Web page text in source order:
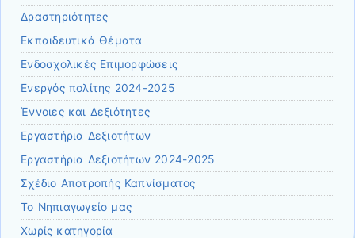
Δραστηριότητες
Εκπαιδευτικά Θέματα
Ενδοσχολικές Επιμορφώσεις
Ενεργός πολίτης 2024-2025
Έννοιες και Δεξιότητες
Εργαστήρια Δεξιοτήτων
Εργαστήρια Δεξιοτήτων 2024-2025
Σχέδιο Αποτροπής Καπνίσματος
Το Νηπιαγωγείο μας
Χωρίς κατηγορία